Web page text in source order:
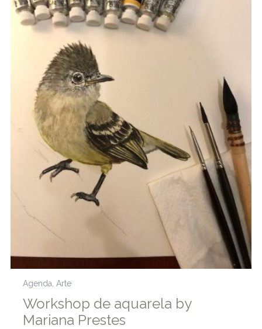
Agenda Arte
Workshop de aquarela by
Mariana Prestes